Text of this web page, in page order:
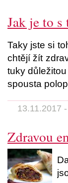
Jak je to s
Taky jste si
chtějí žít
tuky
spousta
13.11.2017 -
Zdravou